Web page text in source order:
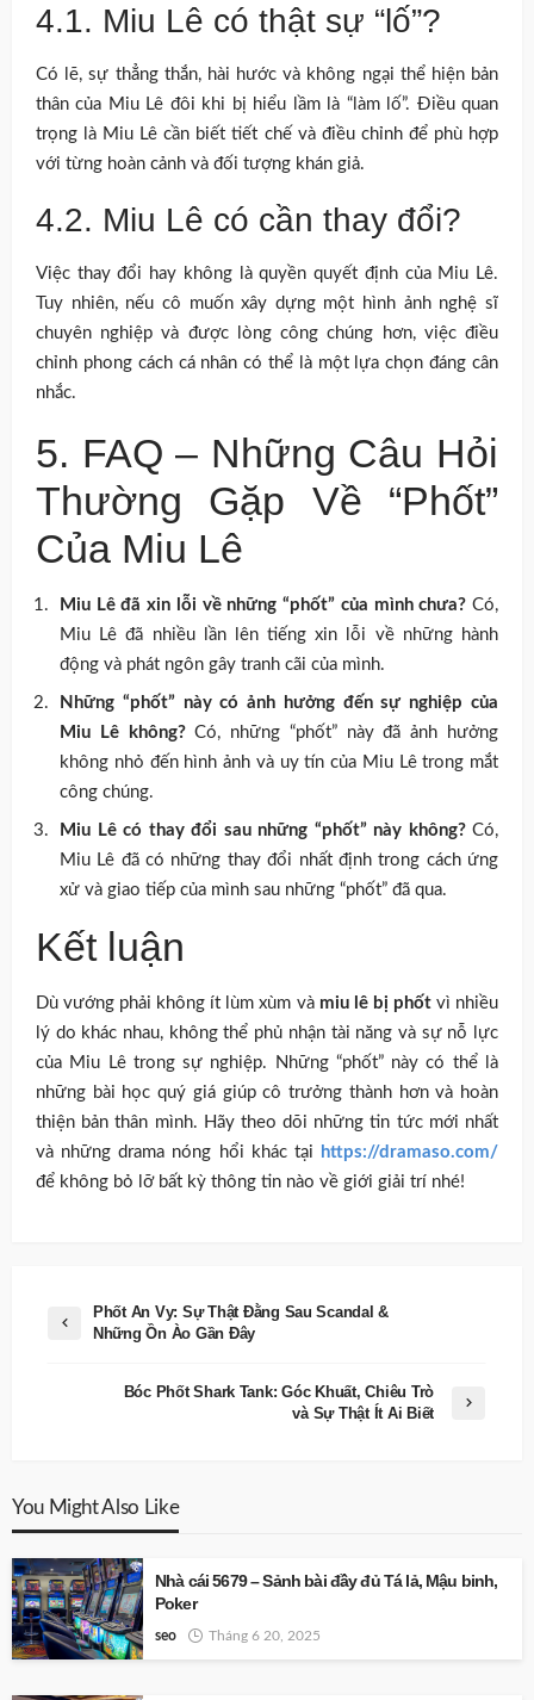
4.1. Miu Lê có thật sự “lố”?
Có lẽ, sự thẳng thắn, hài hước và không ngại thể hiện bản
thân của Miu Lê đôi khi bị hiểu lầm là “làm lố”. Điều quan
trọng là Miu Lê cần biết tiết chế và điều chỉnh để phù hợp
với từng hoàn cảnh và đối tượng khán giả.
4.2. Miu Lê có cần thay đổi?
Việc thay đổi hay không là quyền quyết định của Miu Lê.
Tuy nhiên, nếu cô muốn xây dựng một hình ảnh nghệ sĩ
chuyên nghiệp và được lòng công chúng hơn, việc điều
chỉnh phong cách cá nhân có thể là một lựa chọn đáng cân
nhắc.
5. FAQ – Những Câu Hỏi
Thường Gặp Về “Phốt”
Của Miu Lê
Miu Lê đã xin lỗi về những “phốt” của mình chưa? Có,
Miu Lê đã nhiều lần lên tiếng xin lỗi về những hành
động và phát ngôn gây tranh cãi của mình.
Những “phốt” này có ảnh hưởng đến sự nghiệp của
Miu Lê không?Có, những “phốt” này đã ảnh hưởng
không nhỏ đến hình ảnh và uy tín của Miu Lê trong mắt
công chúng.
Miu Lê có thay đổi sau những “phốt” này không?Có,
Miu Lê đã có những thay đổi nhất định trong cách ứng
xử và giao tiếp của mình sau những “phốt” đã qua.
Kết luận
Dù vướng phải không ít lùm xùm và miu lê bị phốtvì nhiều
lý do khác nhau, không thể phủ nhận tài năng và sự nỗ lực
của Miu Lê trong sự nghiệp. Những “phốt” này có thể là
những bài học quý giá giúp cô trưởng thành hơn và hoàn
thiện bản thân mình. Hãy theo dõi những tin tức mới nhất
và những drama nóng hổi khác tại https://dramaso.com/
để không bỏ lỡ bất kỳ thông tin nào về giới giải trí nhé!
Phốt An Vy: Sự Thật Đằng Sau Scandal &
Những Ồn Ào Gần Đây
Bóc Phốt Shark Tank: Góc Khuất, Chiêu Trò
và Sự Thật Ít Ai Biết
You Might Also Like
Nhà cái 5679 – Sảnh bài đầy đủ Tá lả, Mậu binh,
Poker
seo Tháng 6 20, 2025